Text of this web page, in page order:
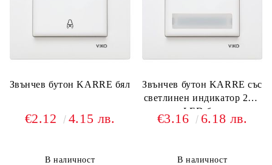
Звънчев бутон KARRE бял
€2.12 4.15 лв.
В наличност
Звънчев бутон KARRE със
светлинен индикатор 24V
LED бял
€3.16 6.18 лв.
В наличност